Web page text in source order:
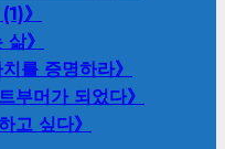
》
》
를 증명하라》
부머가 되었다》
고 싶다》